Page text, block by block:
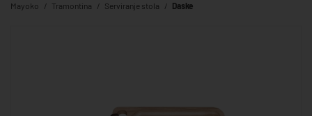
Mayoko Tramontina Serviranje stola Daske